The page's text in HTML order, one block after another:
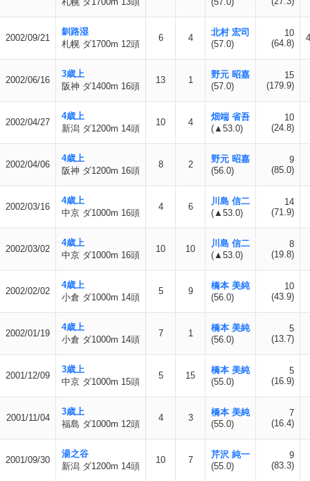
2002/09/21
釧路湿
札幌 ダ1700m 12頭
6 4
北村 宏司
(57.0)
10
(64.8)
2002/06/16
3歳上
阪神 ダ1400m 16頭
13 1
野元 昭嘉
(57.0)
15
(179.9)
2002/04/27
4歳上
新潟 ダ1200m 14頭
10 4
畑端 省吾
(▲53.0)
10
(24.8)
2002/04/06
4歳上
阪神 ダ1200m 16頭
8 2
野元 昭嘉
(56.0)
9
(85.0)
2002/03/16
4歳上
中京 ダ1000m 16頭
4 6
川島 信二
(▲53.0)
14
(71.9)
2002/03/02
4歳上
中京 ダ1000m 16頭
10 10
川島 信二
(▲53.0)
8
(19.8)
2002/02/02
4歳上
小倉 ダ1000m 14頭
5 9
橋本 美純
(56.0)
10
(43.9)
2002/01/19
4歳上
小倉 ダ1000m 14頭
7 1
橋本 美純
(56.0)
5
(13.7)
2001/12/09
3歳上
中京 ダ1000m 15頭
5 15
橋本 美純
(55.0)
5
(16.9)
2001/11/04
3歳上
福島 ダ1000m 12頭
4 3
橋本 美純
(55.0)
7
(16.4)
2001/09/30
湯之谷
新潟 ダ1200m 14頭
10 7
芹沢 純一
(55.0)
9
(83.3)